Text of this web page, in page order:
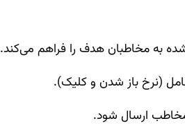
به مخاطبان هدف را فراهم می‌کند.
(نرخ باز شدن و کلیک).
مخاطب ارسال شود.